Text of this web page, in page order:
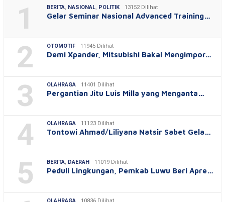
1 BERITA, NASIONAL, POLITIK 13152 Dilihat
Gelar Seminar Nasional Advanced Training…
2 OTOMOTIF 11945 Dilihat
Demi Xpander, Mitsubishi Bakal Mengimpor…
3 OLAHRAGA 11401 Dilihat
Pergantian Jitu Luis Milla yang Menganta…
4 OLAHRAGA 11123 Dilihat
Tontowi Ahmad/Liliyana Natsir Sabet Gela…
5 BERITA, DAERAH 11019 Dilihat
Peduli Lingkungan, Pemkab Luwu Beri Apre…